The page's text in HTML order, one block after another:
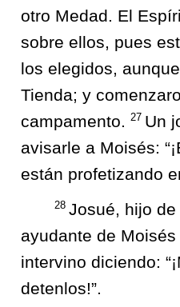
otro Medad. El
sobre ellos, pues
los elegidos,
Tienda; y
campamento. 27 Un
avisarle a Moisés:
están profetizando
28 Josué, hijo
ayudante de
intervino diciendo:
detenlos!”.